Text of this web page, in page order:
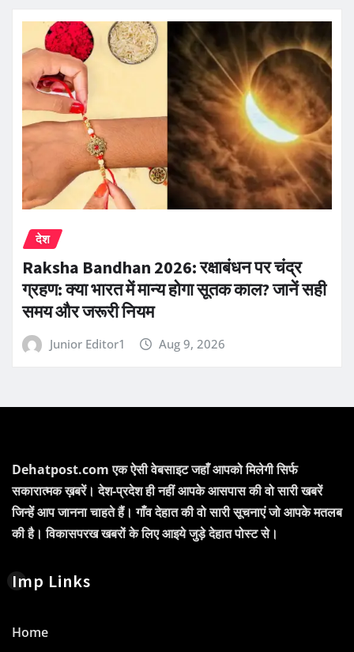
देश
Raksha Bandhan 2026: रक्षाबंधन पर चंद्र
ग्रहण: क्या भारत में मान्य होगा सूतक काल? जानें सही
समय और जरूरी नियम
Junior Editor1 Aug 9, 2026
Dehatpost.com एक ऐसी वेबसाइट जहाँ आपको मिलेगी सिर्फ
सकारात्मक ख़बरें। देश-प्रदेश ही नहीं आपके आसपास की वो सारी खबरें
जिन्हें आप जानना चाहते हैं। गाँव देहात की वो सारी सूचनाएं जो आपके मतलब
की है। विकासपरख खबरों के लिए आइये जुड़े देहात पोस्ट से।
Imp Links
Home